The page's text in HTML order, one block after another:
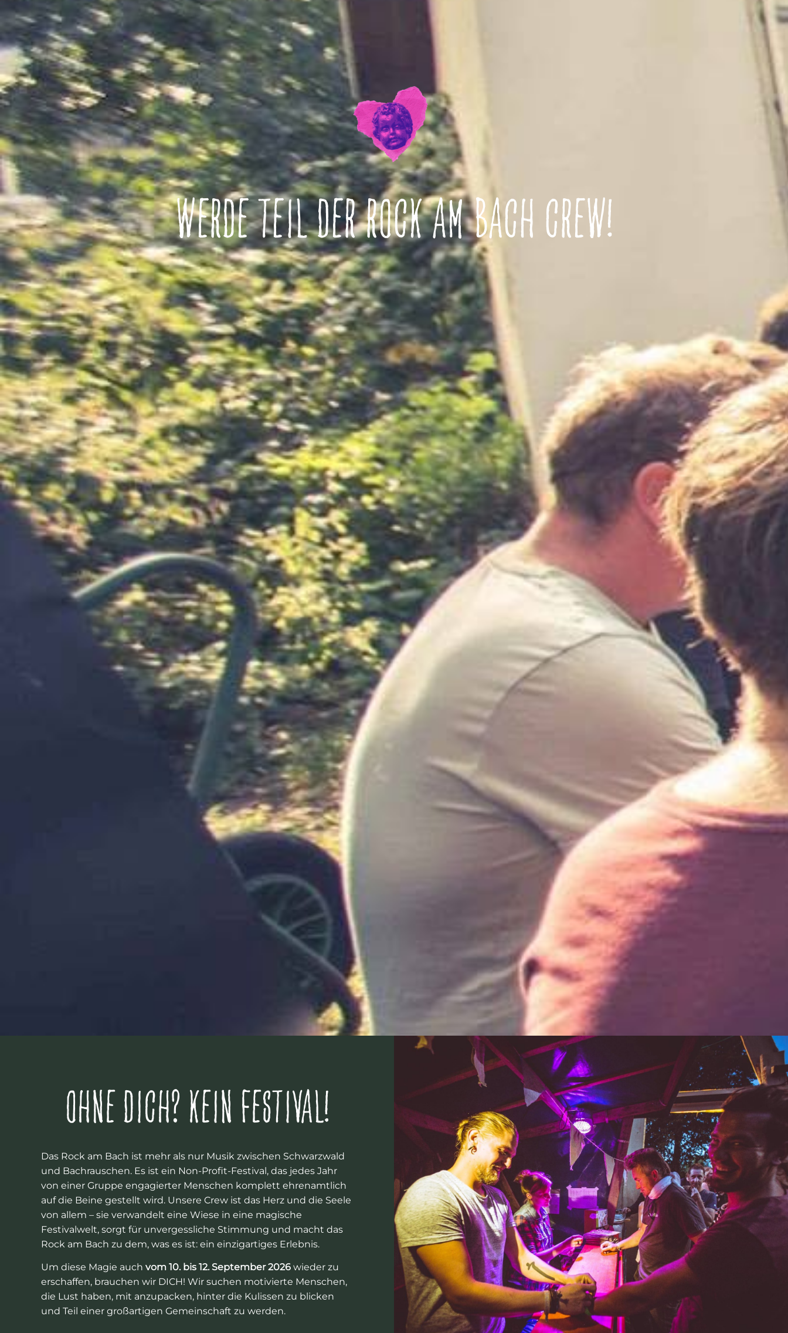
WERDE TEIL DER ROCK AM BACH CREW!​
OHNE DICH? KEIN FESTIVAL!
Das Rock am Bach ist mehr als nur Musik zwischen Schwarzwald
und Bachrauschen. Es ist ein Non-Profit-Festival, das jedes Jahr
von einer Gruppe engagierter Menschen komplett ehrenamtlich
auf die Beine gestellt wird. Unsere Crew ist das Herz und die Seele
von allem – sie verwandelt eine Wiese in eine magische
Festivalwelt, sorgt für unvergessliche Stimmung und macht das
Rock am Bach zu dem, was es ist: ein einzigartiges Erlebnis.
Um diese Magie auch vom 10. bis 12. September 2026 wieder zu
erschaffen, brauchen wir DICH! Wir suchen motivierte Menschen,
die Lust haben, mit anzupacken, hinter die Kulissen zu blicken
und Teil einer großartigen Gemeinschaft zu werden.